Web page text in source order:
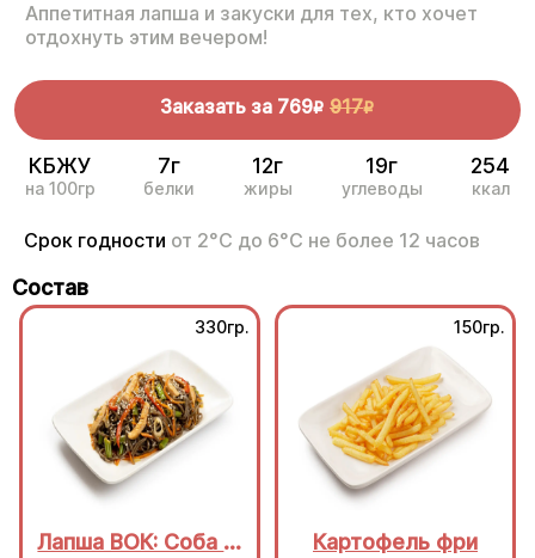
Аппетитная лапша и закуски для тех, кто хочет
отдохнуть этим вечером!
Заказать за 769R 917R
КБЖУ
на 100гр
7г
белки
12г
жиры
19г
углеводы
254
ккал
Срок годности от 2°С до 6°С не более 12 часов
Состав
330гр.
Лапша ВОК: Соба с курицей
150гр.
Картофель фри